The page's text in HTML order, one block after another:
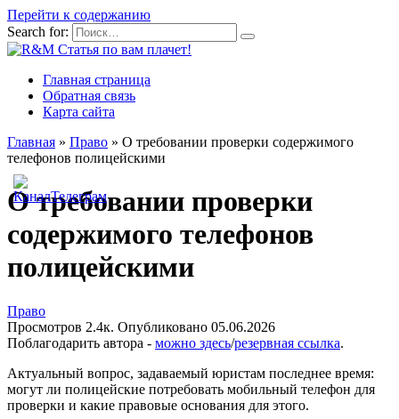
Перейти к содержанию
Search for:
Главная страница
Обратная связь
Карта сайта
Главная » Право » О требовании проверки содержимого
телефонов полицейскими
О требовании проверки
содержимого телефонов
полицейскими
Право
Просмотров 2.4к. Опубликовано 05.06.2026
Поблагодарить автора - можно здесь/резервная ссылка.
Актуальный вопрос, задаваемый юристам последнее время:
могут ли полицейские потребовать мобильный телефон для
проверки и какие правовые основания для этого.